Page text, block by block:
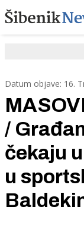
Datum objave: 16.
/
čekaju
u